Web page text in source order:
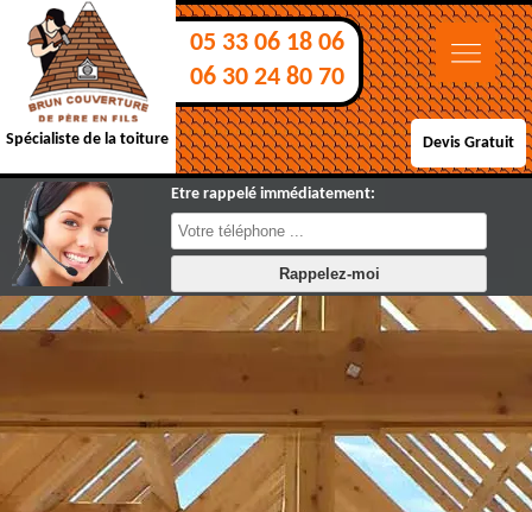
Spécialiste de la toiture
05 33 06 18 06
06 30 24 80 70
Devis Gratuit
Etre rappelé immédiatement: